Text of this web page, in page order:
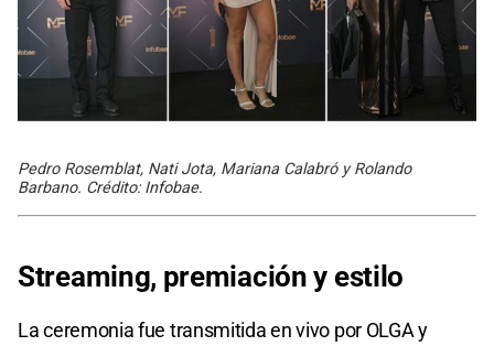
Pedro Rosemblat, Nati Jota, Mariana Calabró y Rolando
Barbano. Crédito: Infobae.
Streaming, premiación y estilo
La ceremonia fue transmitida en vivo por OLGA y